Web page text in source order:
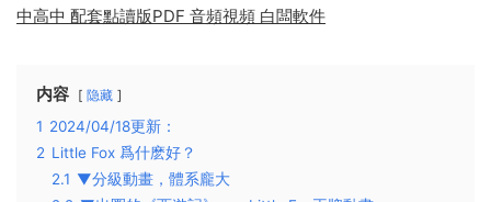
中高中 配套點讀版PDF 音頻視頻 白闆軟件
内容 隐藏
1 2024/04/18更新：
2 Little Fox 爲什麽好？
2.1 ▼分級動畫，體系龐大